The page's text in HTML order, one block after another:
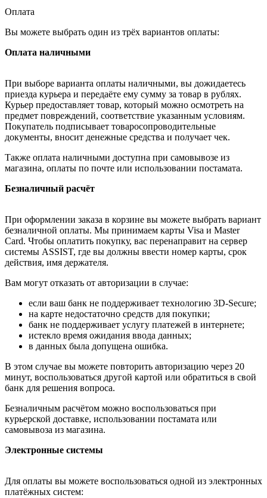
Оплата
Вы можете выбрать один из трёх вариантов оплаты:
Оплата наличными
При выборе варианта оплаты наличными, вы дожидаетесь
приезда курьера и передаёте ему сумму за товар в рублях.
Курьер предоставляет товар, который можно осмотреть на
предмет повреждений, соответствие указанным условиям.
Покупатель подписывает товаросопроводительные
документы, вносит денежные средства и получает чек.
Также оплата наличными доступна при самовывозе из
магазина, оплаты по почте или использовании постамата.
Безналичный расчёт
При оформлении заказа в корзине вы можете выбрать вариант
безналичной оплаты. Мы принимаем карты Visa и Master
Card. Чтобы оплатить покупку, вас перенаправит на сервер
системы ASSIST, где вы должны ввести номер карты, срок
действия, имя держателя.
Вам могут отказать от авторизации в случае:
если ваш банк не поддерживает технологию 3D-Secure;
на карте недостаточно средств для покупки;
банк не поддерживает услугу платежей в интернете;
истекло время ожидания ввода данных;
в данных была допущена ошибка.
В этом случае вы можете повторить авторизацию через 20
минут, воспользоваться другой картой или обратиться в свой
банк для решения вопроса.
Безналичным расчётом можно воспользоваться при
курьерской доставке, использовании постамата или
самовывоза из магазина.
Электронные системы
Для оплаты вы можете воспользоваться одной из электронных
платёжных систем: